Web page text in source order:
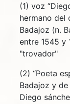
(1) voz
hermano del
Badajoz (n.
entre 1545 y
"trovador"
(2) “Poeta
Badajoz y
Diego